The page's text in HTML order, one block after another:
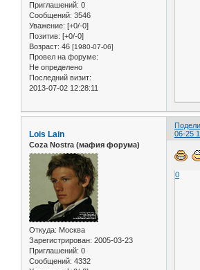
Приглашений: 0
Сообщений: 3546
Уважение: [+0/-0]
Позитив: [+0/-0]
Возраст: 46 [1980-07-06]
Провел на форуме:
Не определено
Последний визит:
2013-07-02 12:28:11
06-25
Lois Lain
Coza Nostra (мафия форума)
Откуда: Москва
Зарегистрирован: 2005-03-23
Приглашений: 0
Сообщений: 4332
0